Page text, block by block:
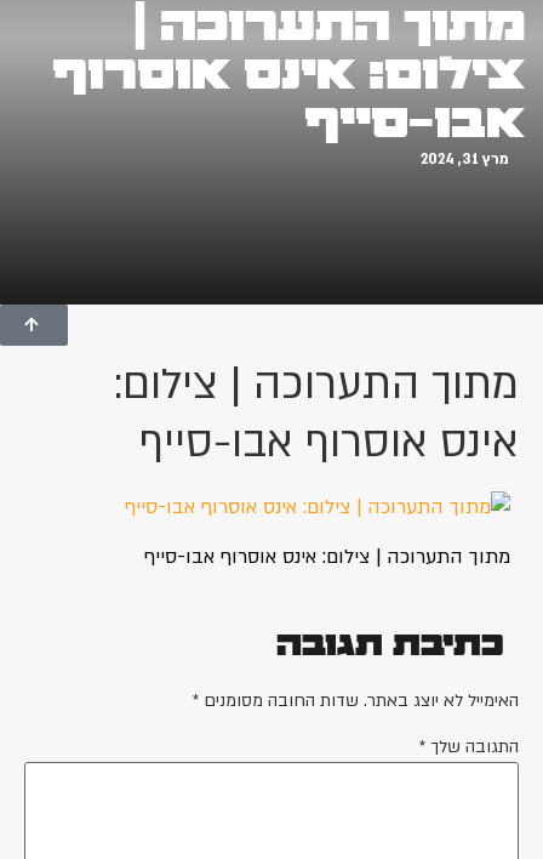
מתוך התערוכה |
צילום: אינס אוסרוף
אבו-סייף
מרץ 31, 2024
מתוך התערוכה | צילום:
אינס אוסרוף אבו-סייף
מתוך התערוכה | צילום: אינס אוסרוף אבו-סייף
כתיבת תגובה
האימייל לא יוצג באתר. שדות החובה מסומנים *
התגובה שלך *